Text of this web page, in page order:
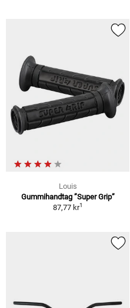
Louis
Gummihandtag ”Super Grip”
87,77 kr1